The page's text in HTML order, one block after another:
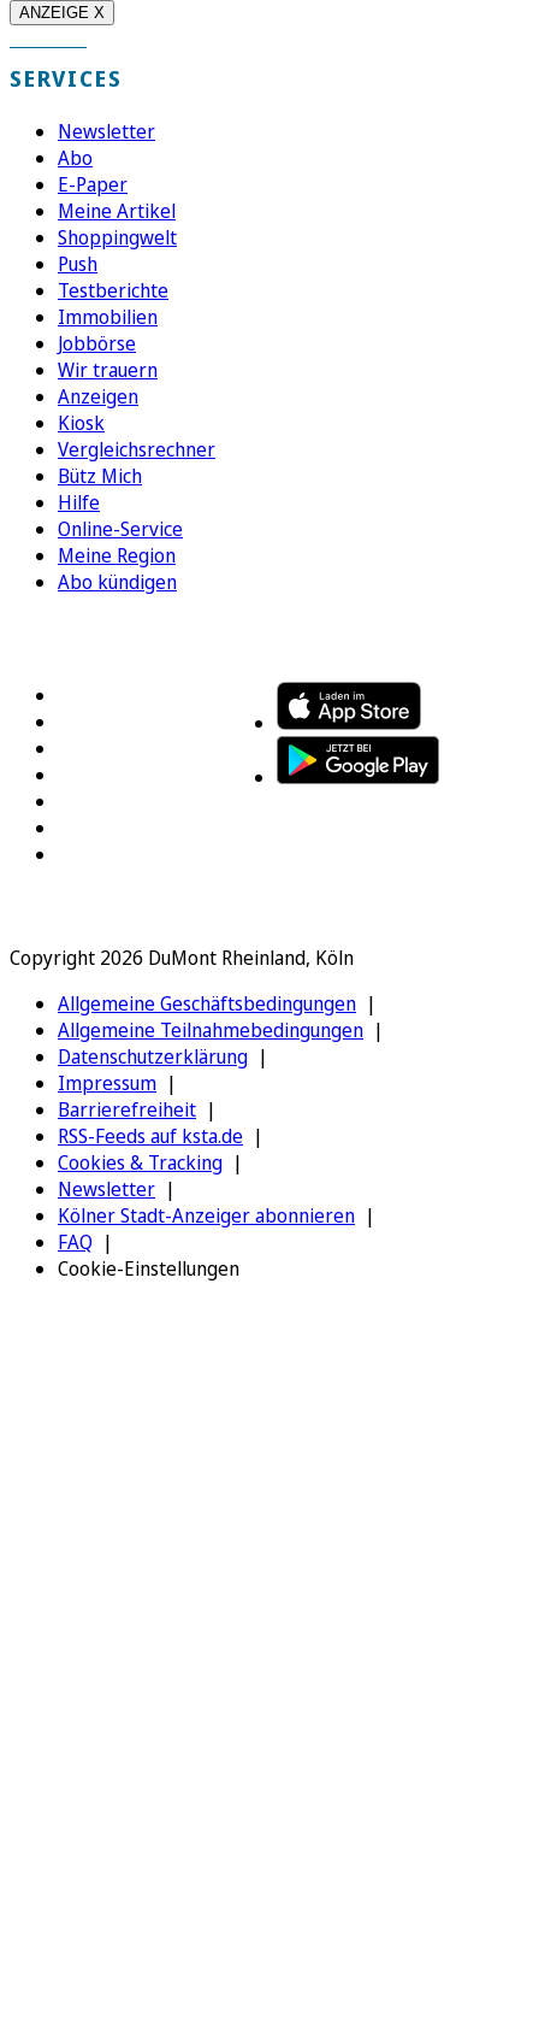
ANZEIGE X
SERVICES
Newsletter
Abo
E-Paper
Meine Artikel
Shoppingwelt
Push
Testberichte
Immobilien
Jobbörse
Wir trauern
Anzeigen
Kiosk
Vergleichsrechner
Bütz Mich
Hilfe
Online-Service
Meine Region
Abo kündigen
Copyright 2026 DuMont Rheinland, Köln
Allgemeine Geschäftsbedingungen
Allgemeine Teilnahmebedingungen
Datenschutzerklärung
Impressum
Barrierefreiheit
RSS-Feeds auf ksta.de
Cookies & Tracking
Newsletter
Kölner Stadt-Anzeiger abonnieren
FAQ
Cookie-Einstellungen